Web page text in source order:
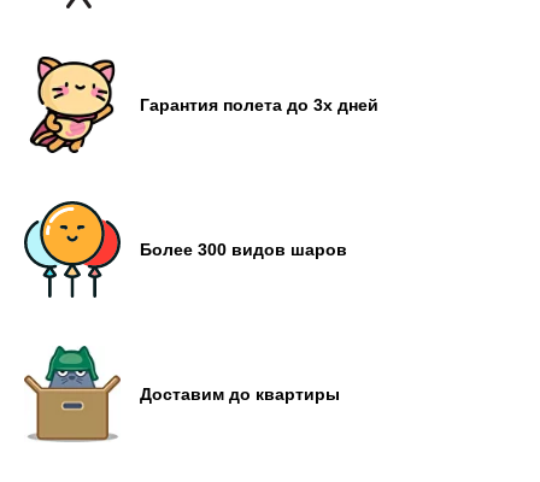
Гарантия полета до 3х дней
Более 300 видов шаров
Доставим до квартиры